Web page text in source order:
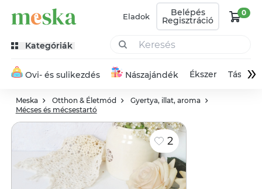
Eladok Belépés
Regisztráció
0
Kategóriák
Ovi- és sulikezdés Nászajándék Ékszer Táska»
Meska Otthon & Életmód
Gyertya, illat, aroma
Mécses és mécsestartó
2